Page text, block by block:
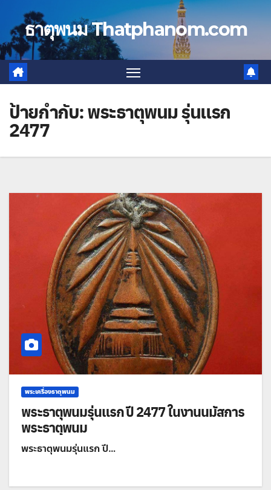
contentธาตุพนม Thatphanom.com
ป้ายกำกับ:พระธาตุพนม รุ่นแรก
2477
พระเครื่องธาตุพนม
พระธาตุพนมรุ่นแรก ปี 2477 ในงานนมัสการ
พระธาตุพนม
พระธาตุพนมรุ่นแรก ปี…